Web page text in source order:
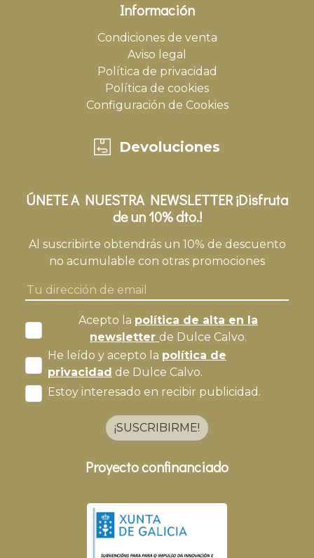
Información
Condiciones de venta
Aviso legal
Política de privacidad
Política de cookies
Configuración de Cookies
Devoluciones
ÚNETE A NUESTRA NEWSLETTER ¡Disfruta
de un 10% dto.!
Al suscribirte obtendrás un 10% de descuento
no acumulable con otras promociones
Acepto la política de alta en la
newsletter de Dulce Calvo.
He leído y acepto la política de
privacidad de Dulce Calvo.
Estoy interesado en recibir publicidad.
¡SUSCRIBIRME!
Proyecto confinanciado